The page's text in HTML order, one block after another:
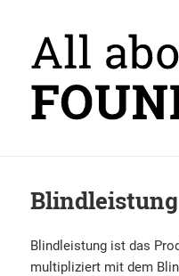
Blindleistung
Blindleistung ist das
multipliziert mit dem